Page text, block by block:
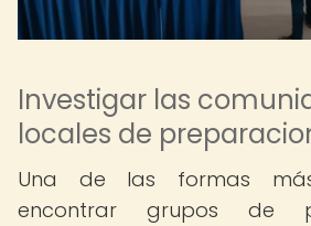
Investigar las
locales de
Una de las formas
encontrar grupos de